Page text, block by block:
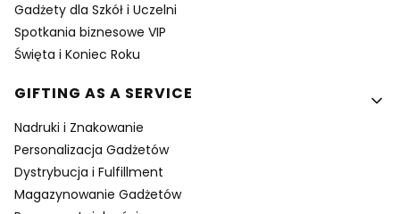
Gadżety dla Szkół i Uczelni
Spotkania biznesowe VIP
Święta i Koniec Roku
GIFTING AS A SERVICE
Nadruki i Znakowanie
Personalizacja Gadżetów
Dystrybucja i Fulfillment
Magazynowanie Gadżetów